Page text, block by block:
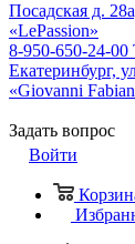
Посадская д.
«LePassion»
8-950-650-24-00
Екатеринбург,
«Giovanni
Задать вопрос
Войти